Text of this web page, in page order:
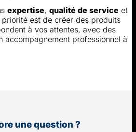
expertise, qualité de service et
priorité est de créer des produits
à vos attentes, avec des
accompagnement professionnel à
une question ?